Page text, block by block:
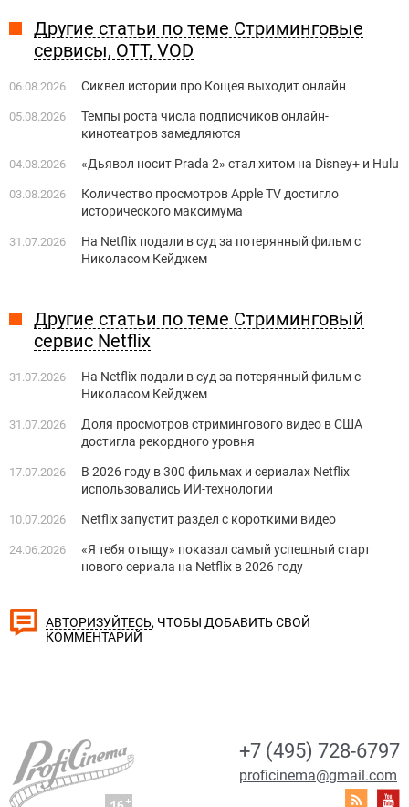
Другие статьи по теме Стриминговые
сервисы, OTT, VOD
06.08.2026 Сиквел истории про Кощея выходит онлайн
05.08.2026
Темпы роста числа подписчиков онлайн-
кинотеатров замедляются
04.08.2026 «Дьявол носит Prada 2» стал хитом на Disney+ и Hulu
03.08.2026
Количество просмотров Apple TV достигло
исторического максимума
31.07.2026
На Netflix подали в суд за потерянный фильм с
Николасом Кейджем
Другие статьи по теме Стриминговый
сервис Netflix
31.07.2026
На Netflix подали в суд за потерянный фильм с
Николасом Кейджем
31.07.2026
Доля просмотров стримингового видео в США
достигла рекордного уровня
17.07.2026
В 2026 году в 300 фильмах и сериалах Netflix
использовались ИИ-технологии
10.07.2026 Netflix запустит раздел с короткими видео
24.06.2026
«Я тебя отыщу» показал самый успешный старт
нового сериала на Netflix в 2026 году
АВТОРИЗУЙТЕСЬ, ЧТОБЫ ДОБАВИТЬ СВОЙ
КОММЕНТАРИЙ
+7 (495) 728-6797
proficinema@gmail.com